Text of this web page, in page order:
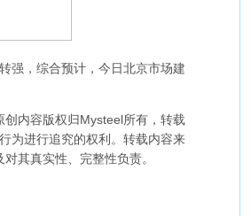
，综合预计，今日北京市场建
内容版权归Mysteel所有，转载
为进行追究的权利。转载内容来
其真实性、完整性负责。